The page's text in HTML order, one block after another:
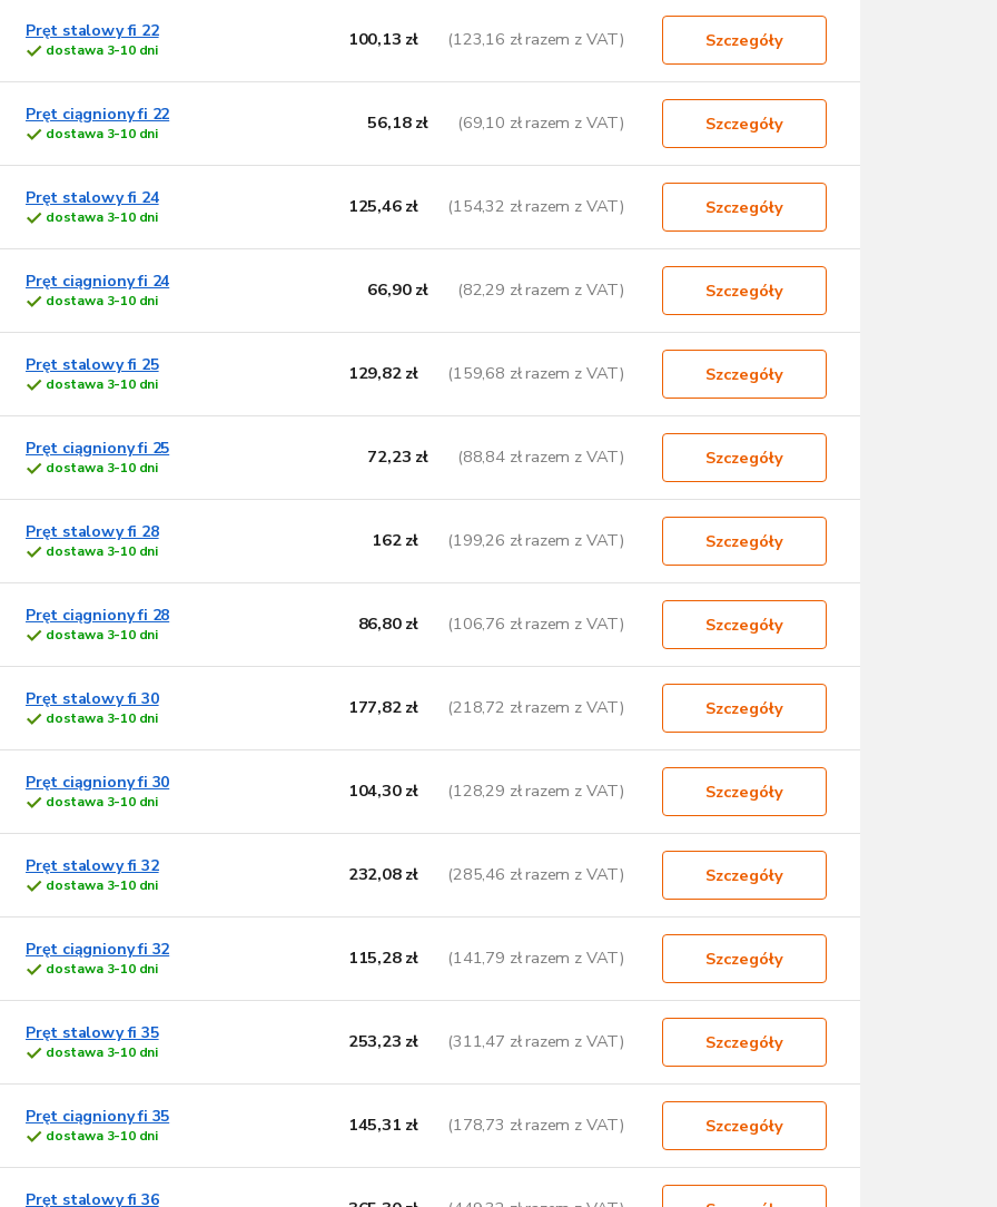
Pręt stalowy fi 22
dostawa 3-10 dni 100,13 zł (123,16 zł razem z VAT) Szczegóły
Pręt ciągniony fi 22
dostawa 3-10 dni 56,18 zł (69,10 zł razem z VAT) Szczegóły
Pręt stalowy fi 24
dostawa 3-10 dni 125,46 zł (154,32 zł razem z VAT) Szczegóły
Pręt ciągniony fi 24
dostawa 3-10 dni 66,90 zł (82,29 zł razem z VAT) Szczegóły
Pręt stalowy fi 25
dostawa 3-10 dni 129,82 zł (159,68 zł razem z VAT) Szczegóły
Pręt ciągniony fi 25
dostawa 3-10 dni 72,23 zł (88,84 zł razem z VAT) Szczegóły
Pręt stalowy fi 28
dostawa 3-10 dni 162 zł (199,26 zł razem z VAT) Szczegóły
Pręt ciągniony fi 28
dostawa 3-10 dni 86,80 zł (106,76 zł razem z VAT) Szczegóły
Pręt stalowy fi 30
dostawa 3-10 dni 177,82 zł (218,72 zł razem z VAT) Szczegóły
Pręt ciągniony fi 30
dostawa 3-10 dni 104,30 zł (128,29 zł razem z VAT) Szczegóły
Pręt stalowy fi 32
dostawa 3-10 dni 232,08 zł (285,46 zł razem z VAT) Szczegóły
Pręt ciągniony fi 32
dostawa 3-10 dni 115,28 zł (141,79 zł razem z VAT) Szczegóły
Pręt stalowy fi 35
dostawa 3-10 dni 253,23 zł (311,47 zł razem z VAT) Szczegóły
Pręt ciągniony fi 35
dostawa 3-10 dni 145,31 zł (178,73 zł razem z VAT) Szczegóły
Pręt stalowy fi 36